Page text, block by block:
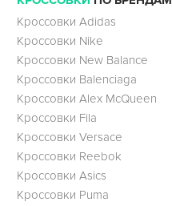
Кроссовки Adidas
Кроссовки Nike
Кроссовки New Balance
Кроссовки Balenciaga
Кроссовки Alex McQueen
Кроссовки Fila
Кроссовки Versace
Кроссовки Reebok
Кроссовки Asics
Кроссовки Puma